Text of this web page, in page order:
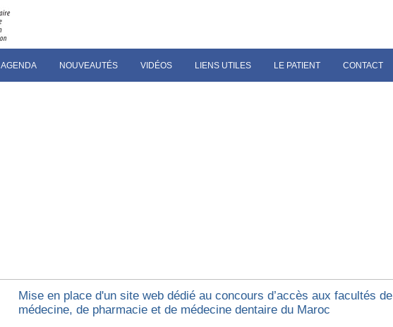
AGENDA NOUVEAUTÉS VIDÉOS LIENS UTILES LE PATIENT CONTACT
Mise en place d'un site web dédié au concours d’accès aux facultés de
médecine, de pharmacie et de médecine dentaire du Maroc